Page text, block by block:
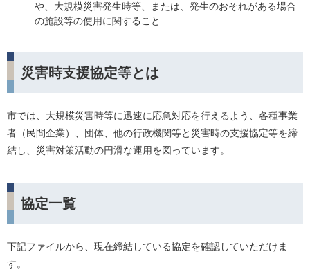
や、大規模災害発生時等、または、発生のおそれがある場合
の施設等の使用に関すること
災害時支援協定等とは
市では、大規模災害時等に迅速に応急対応を行えるよう、各種事業
者（民間企業）、団体、他の行政機関等と災害時の支援協定等を締
結し、災害対策活動の円滑な運用を図っています。
協定一覧
下記ファイルから、現在締結している協定を確認していただけま
す。